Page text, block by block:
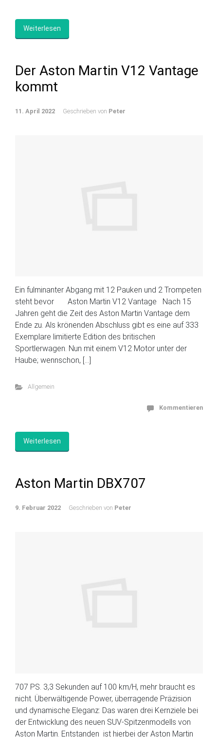
Weiterlesen
Der Aston Martin V12 Vantage
kommt
11. April 2022 Geschrieben von Peter
Ein fulminanter Abgang mit 12 Pauken und 2 Trompeten
steht bevor Aston Martin V12 Vantage Nach 15
Jahren geht die Zeit des Aston Martin Vantage dem
Ende zu. Als krönenden Abschluss gibt es eine auf 333
Exemplare limitierte Edition des britischen
Sportlerwagen. Nun mit einem V12 Motor unter der
Haube; wennschon, […]
Allgemein
Kommentieren
Weiterlesen
Aston Martin DBX707
9. Februar 2022 Geschrieben von Peter
707 PS. 3,3 Sekunden auf 100 km/H, mehr braucht es
nicht. Überwältigende Power, überragende Präzision
und dynamische Eleganz: Das waren drei Kernziele bei
der Entwicklung des neuen SUV-Spitzenmodells von
Aston Martin. Entstanden ist hierbei der Aston Martin